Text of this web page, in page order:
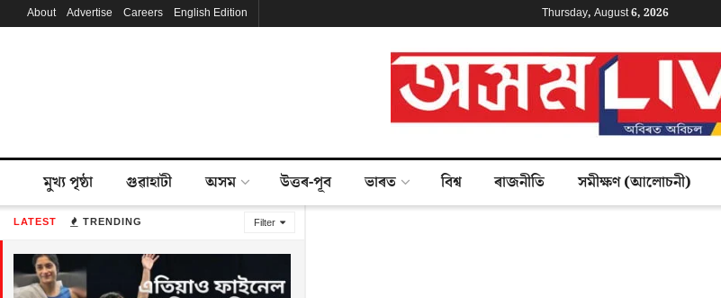
LATEST TRENDING Filter
About Advertise Careers English Edition Thursday, August 6, 2026
মুখ্য পৃষ্ঠা গুৱাহাটী অসম উত্তৰ-পূব ভাৰত বিশ্ব ৰাজনীতি সমীক্ষণ (আলোচনী)